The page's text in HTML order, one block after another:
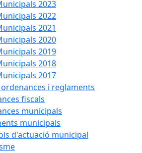
2023
2022
2021
2020
2019
2018
2017
i reglaments
fiscals
municipals
municipals
d'actuació municipal